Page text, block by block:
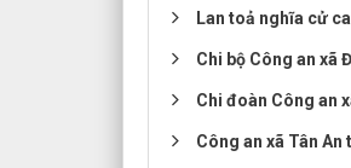
Lan toả nghĩa cử
Chi bộ Công an xã
Chi đoàn Công an
Công an xã Tân